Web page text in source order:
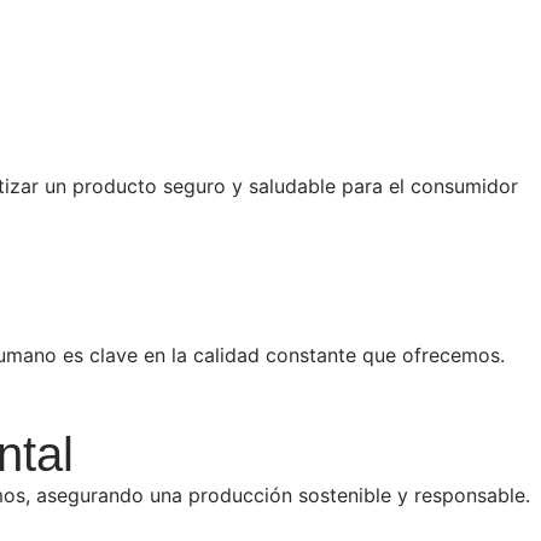
un producto seguro y saludable para el consumidor
es clave en la calidad constante que ofrecemos.
asegurando una producción sostenible y responsable.